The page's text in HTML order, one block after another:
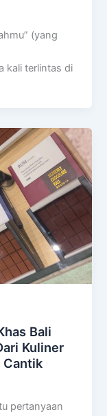
(yang
kali terlintas di
Bali
Kuliner
Cantik
pertanyaan